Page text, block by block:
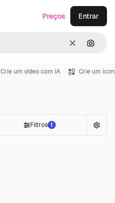
Limpar
Preços Entrar
Crie um vídeo com IA Crie um
Filtros 1